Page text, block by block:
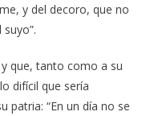
y del decoro, que no
que, tanto como a su
difícil que sería
patria: “En un día no se